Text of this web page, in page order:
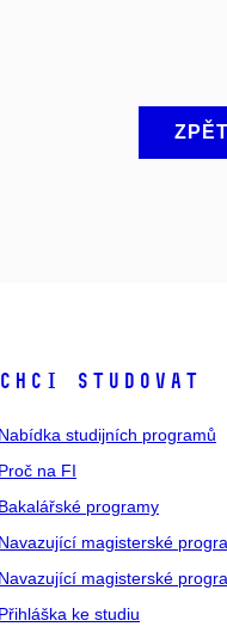
CHCI STUDOVAT
Nabídka studijních programů
Proč na FI
Bakalářské programy
Navazující magisterské
Navazující magisterské
Přihláška ke studiu